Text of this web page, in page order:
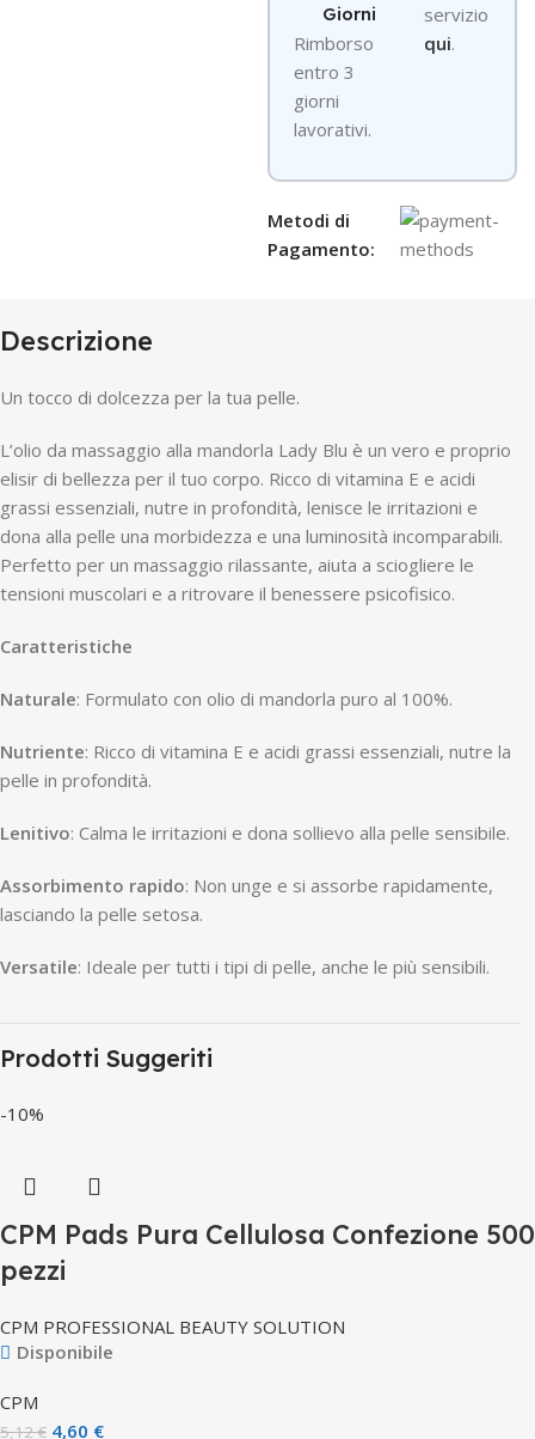
Giorni
Rimborso
entro 3
giorni
lavorativi.
servizio
qui.
Metodi di
Pagamento:
Descrizione
Un tocco di dolcezza per la tua pelle.
L’olio da massaggio alla mandorla Lady Blu è un vero e proprio
elisir di bellezza per il tuo corpo. Ricco di vitamina E e acidi
grassi essenziali, nutre in profondità, lenisce le irritazioni e
dona alla pelle una morbidezza e una luminosità incomparabili.
Perfetto per un massaggio rilassante, aiuta a sciogliere le
tensioni muscolari e a ritrovare il benessere psicofisico.
Caratteristiche
Naturale: Formulato con olio di mandorla puro al 100%.
Nutriente: Ricco di vitamina E e acidi grassi essenziali, nutre la
pelle in profondità.
Lenitivo: Calma le irritazioni e dona sollievo alla pelle sensibile.
Assorbimento rapido: Non unge e si assorbe rapidamente,
lasciando la pelle setosa.
Versatile: Ideale per tutti i tipi di pelle, anche le più sensibili.
Prodotti Suggeriti
-10%
CPM Pads Pura Cellulosa Confezione 500
pezzi
CPM PROFESSIONAL BEAUTY SOLUTION
Disponibile
CPM
5,12€ 4,60 €